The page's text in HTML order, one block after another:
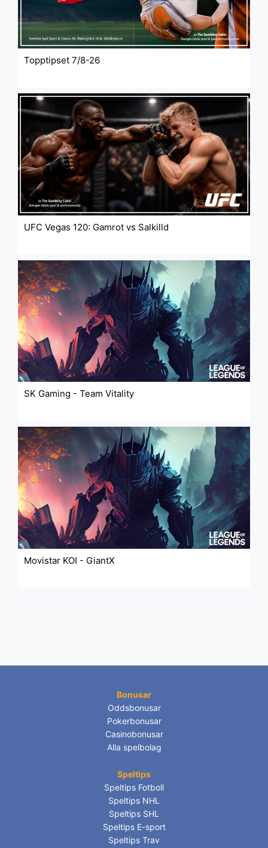
Topptipset 7/8-26
UFC Vegas 120: Gamrot vs Salkilld
SK Gaming - Team Vitality
Movistar KOI - GiantX
Bonusar
Oddsbonusar
Pokerbonusar
Casinobonusar
Alla spelbolag
Speltips
Speltips Fotboll
Speltips NHL
Speltips SHL
Speltips E-sport
Speltips Trav